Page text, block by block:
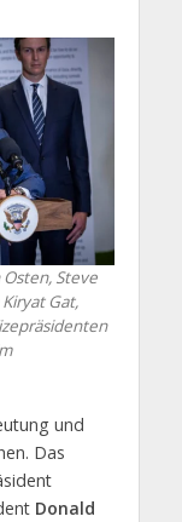
Steve
Gat,
und
Das
Donald